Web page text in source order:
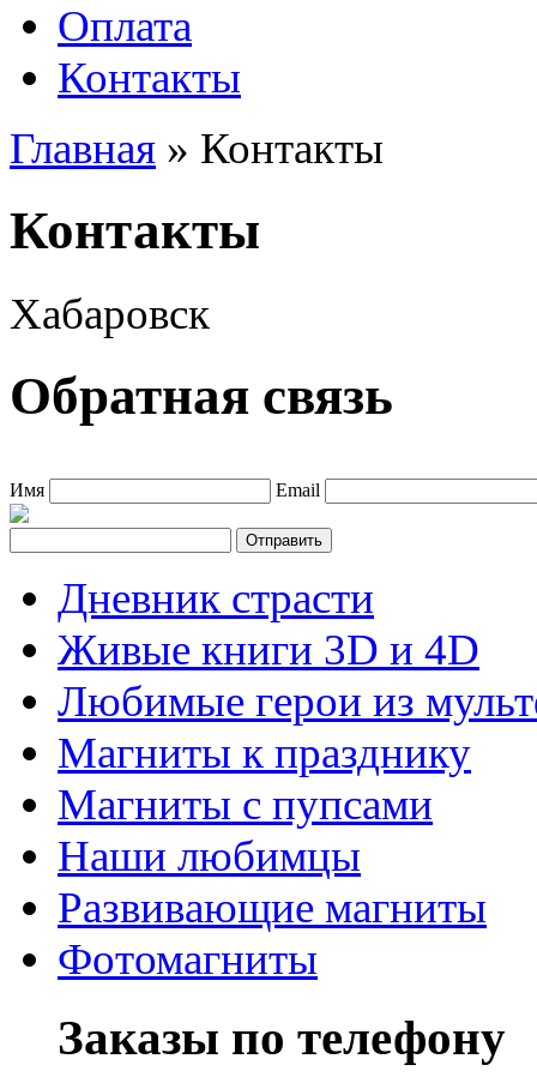
Оплата
Контакты
Главная » Контакты
Контакты
Хабаровск
Обратная связь
Имя Email
Дневник страсти
Живые книги 3D и 4D
Любимые герои из
Магниты к празднику
Магниты с пупсами
Наши любимцы
Развивающие магниты
Фотомагниты
Заказы по телефону